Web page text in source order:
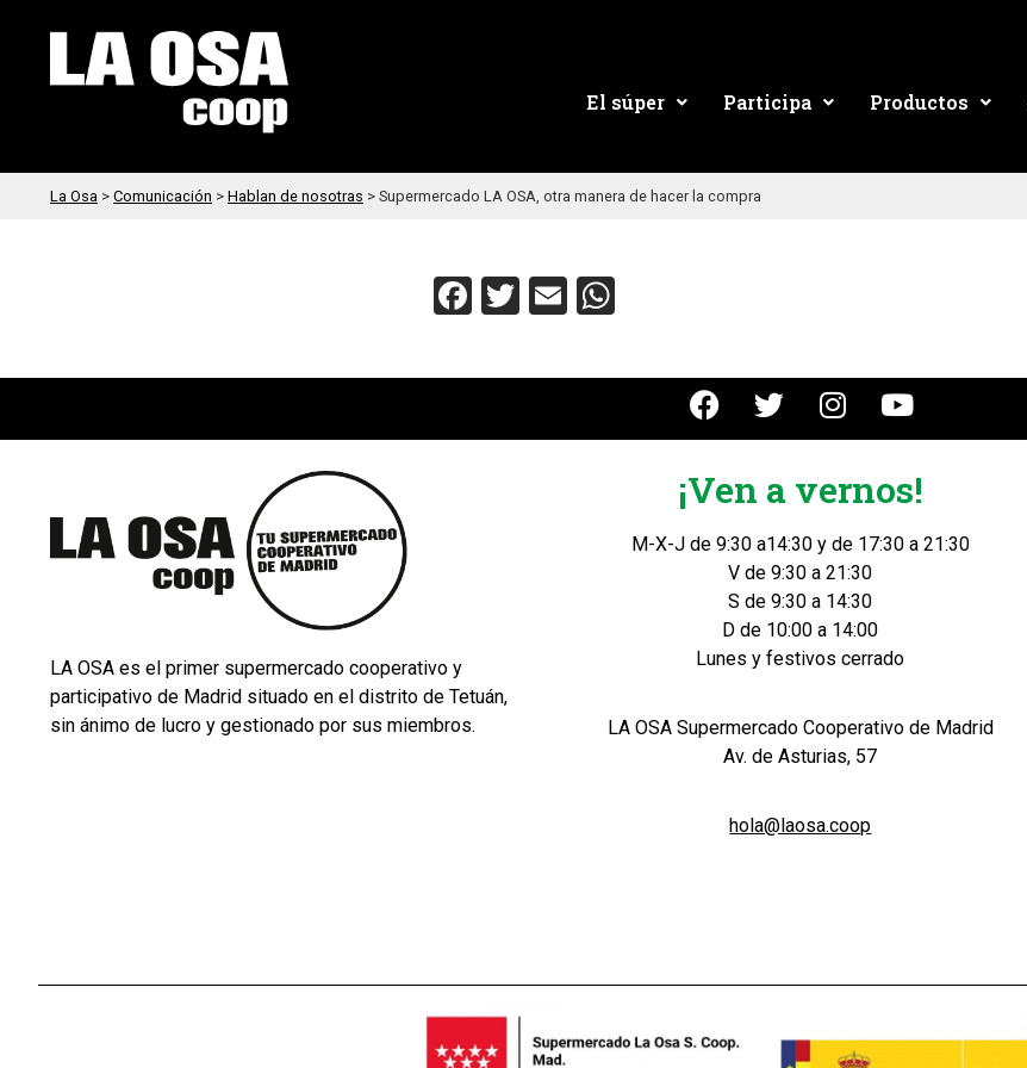
El súper Participa Productos
La Osa > Comunicación > Hablan de nosotras > Supermercado LA OSA, otra manera de hacer la compra
Facebook
Twitter
Email
LA OSA es el primer supermercado cooperativo y
participativo de Madrid situado en el distrito de Tetuán,
sin ánimo de lucro y gestionado por sus miembros.
¡Ven a vernos!
M-X-J de 9:30 a14:30 y de 17:30 a 21:30
V de 9:30 a 21:30
S de 9:30 a 14:30
D de 10:00 a 14:00
Lunes y festivos cerrado
LA OSA Supermercado Cooperativo de Madrid
Av. de Asturias, 57
hola@laosa.coop